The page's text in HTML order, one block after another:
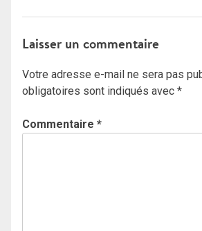
Laisser un commentaire
Votre adresse e-mail ne sera pas
obligatoires sont indiqués avec *
Commentaire *